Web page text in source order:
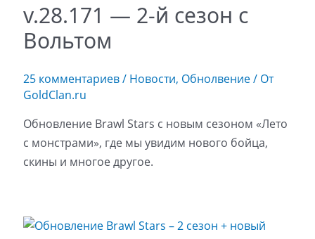
v.28.171 — 2-й сезон с
Вольтом
25 комментариев/ Новости, Обнолвение/ От
GoldClan.ru
Обновление Brawl Stars с новым сезоном «Лето
с монстрами», где мы увидим нового бойца,
скины и многое другое.